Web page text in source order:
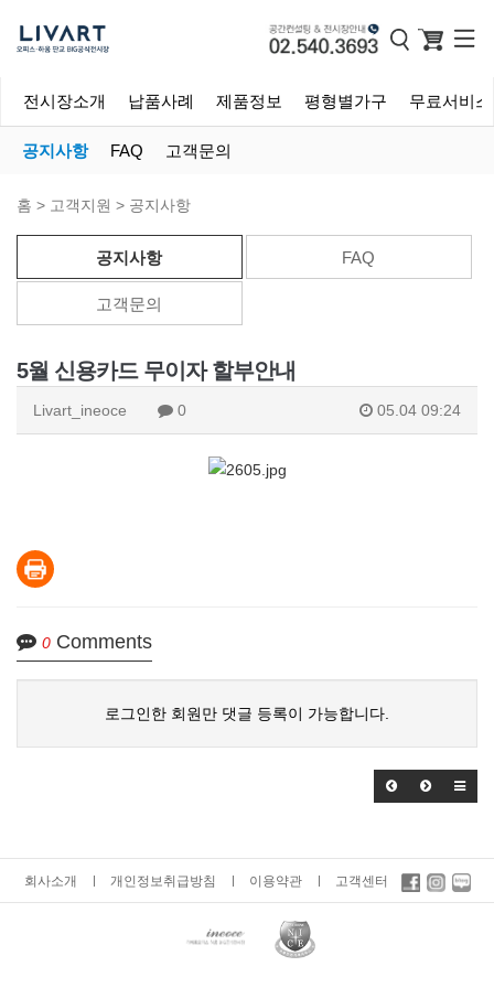
전시장소개 납품사례 제품정보 평형별가구 무료서비스
공지사항 FAQ 고객문의
홈 > 고객지원 > 공지사항
공지사항 FAQ
고객문의
5월 신용카드 무이자 할부안내
Livart_ineoce 0 05.04 09:24
0 Comments
로그인한 회원만 댓글 등록이 가능합니다.
회사소개 개인정보취급방침 이용약관 고객센터